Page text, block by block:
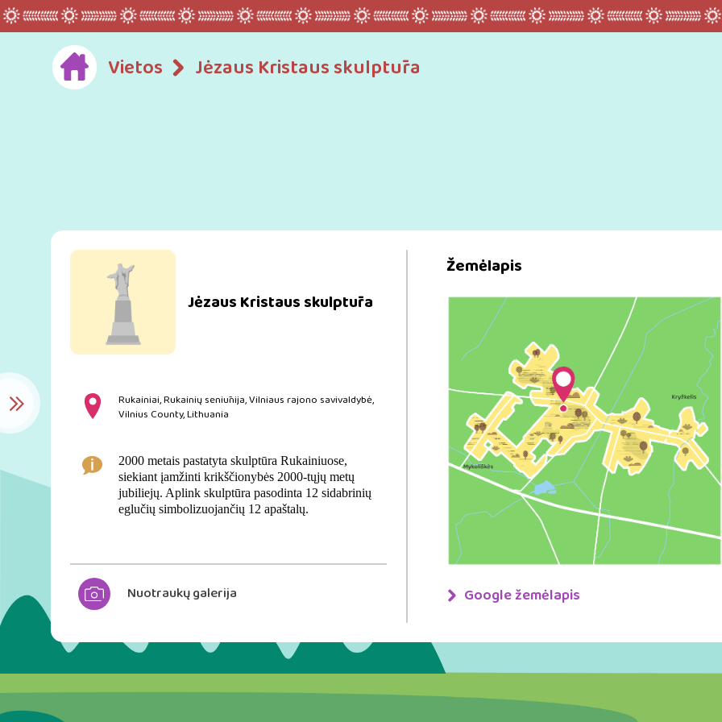
Vietos Jėzaus Kristaus skulptūra
Jėzaus Kristaus skulptūra
Rukainiai, Rukainių seniūnija, Vilniaus rajono savivaldybė,
Vilnius County, Lithuania
2000 metais pastatyta skulptūra Rukainiuose,
siekiant įamžinti krikščionybės 2000-tųjų metų
jubiliejų. Aplink skulptūra pasodinta 12 sidabrinių
eglučių simbolizuojančių 12 apaštalų.
Nuotraukų galerija
Žemėlapis
Google žemėlapis